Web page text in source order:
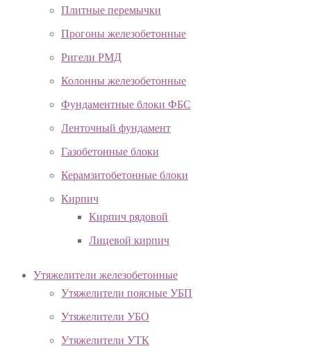
Плитные перемычки
Прогоны железобетонные
Ригели РМД
Колонны железобетонные
Фундаментные блоки ФБС
Ленточный фундамент
Газобетонные блоки
Керамзитобетонные блоки
Кирпич
Кирпич рядовой
Лицевой кирпич
Утяжелители железобетонные
Утяжелители поясные УБП
Утяжелители УБО
Утяжелители УТК